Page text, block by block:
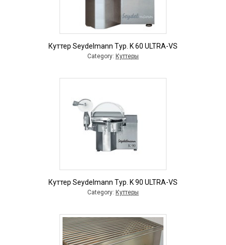
Куттер Seydelmann Typ. K 60 ULTRA-VS
Category: Куттеры
Куттер Seydelmann Typ. K 90 ULTRA-VS
Category: Куттеры